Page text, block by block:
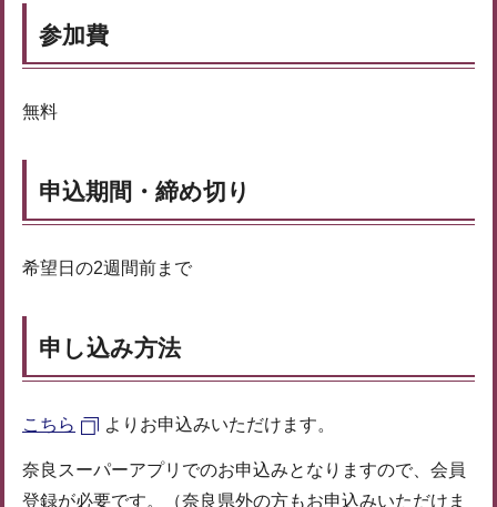
参加費
無料
申込期間・締め切り
希望日の2週間前まで
申し込み方法
こちら よりお申込みいただけます。
奈良スーパーアプリでのお申込みとなりますので、会員
登録が必要です。（奈良県外の方もお申込みいただけま